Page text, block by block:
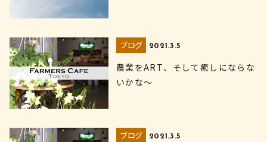
ブログ 2021.3.5
農業をART、そして癒しにならな
いかな〜
ブログ 2021.3.5